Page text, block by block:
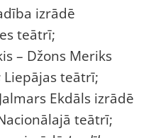
izrādē
teātrī;
– Džons Meriks
Liepājas teātrī;
Ekdāls izrādē
teātrī;